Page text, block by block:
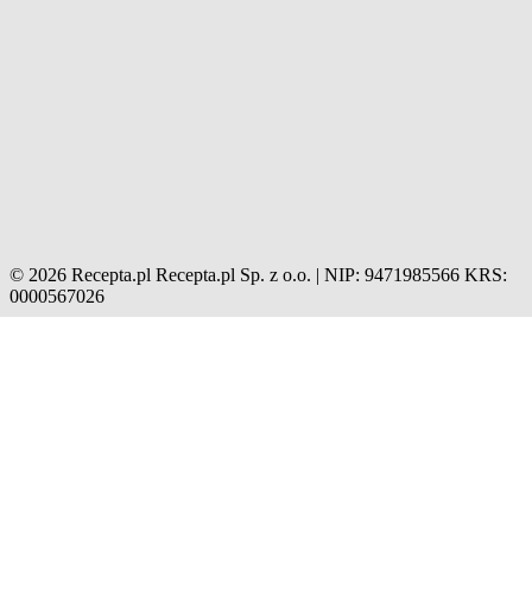
© 2026 Recepta.pl Recepta.pl Sp. z o.o. | NIP: 9471985566 KRS:
0000567026